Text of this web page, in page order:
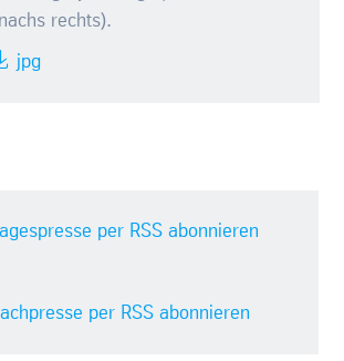
rechts).
jpg
per RSS abonnieren
per RSS abonnieren